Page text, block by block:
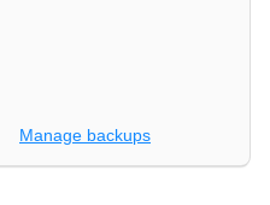
Manage backups